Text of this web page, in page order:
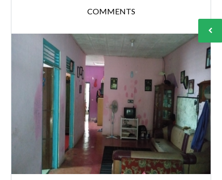
COMMENTS